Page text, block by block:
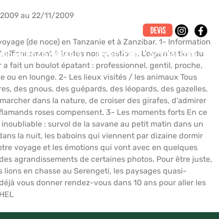
ROAD SAFARIS LIVRE D’OR ACTUALITÉS
au 22/11/2009
(de noce) en Tanzanie et à Zanzibar. 1- Information
à toutes nos questions. L’organisation du
fait un boulot épatant : professionnel, gentil, proche,
ou en lounge. 2- Les lieux visités / les animaux Tous
des gnous, des guépards, des léopards, des gazelles,
dans la nature, de croiser des girafes, d’admirer
roses compensent. 3- Les moments forts En ce
: survol de la savane au petit matin dans un
la nuit, les baboins qui viennent par dizaine dormir
voyage et les émotions qui vont avec en quelques
agrandissements de certaines photos. Pour être juste,
en chasse au Serengeti, les paysages quasi-
vous donner rendez-vous dans 10 ans pour aller les